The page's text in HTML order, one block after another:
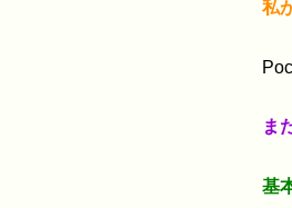
私
ま
基